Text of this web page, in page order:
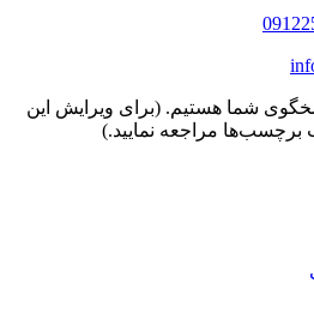
هفته پاسخگوی شما هستیم. (برای ویرایش این
برچسب‌ها مراجعه نمایید.)